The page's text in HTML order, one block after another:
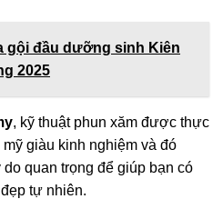
gội đầu dưỡng sinh Kiên
2025
, kỹ thuật phun xăm được thực
giàu kinh nghiệm và đó
quan trọng để giúp bạn có
tự nhiên.